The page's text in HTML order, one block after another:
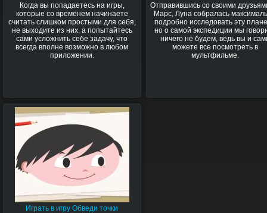
Когда вы попадаетесь на игры,
которые со временем начинаете
считать слишком простыми для себя,
не выходите из них, а попытайтесь
сами усложнить себе задачу, что
всегда вполне возможно в любом
приложении.
Отправившись со своими
Марс, Луна собралась
подробно исследовать эту
но о самой экспедиции мы
ничего не будем, ведь вы и
можете все посмотреть в
мультфильме.
Играть в игру Обведи точки